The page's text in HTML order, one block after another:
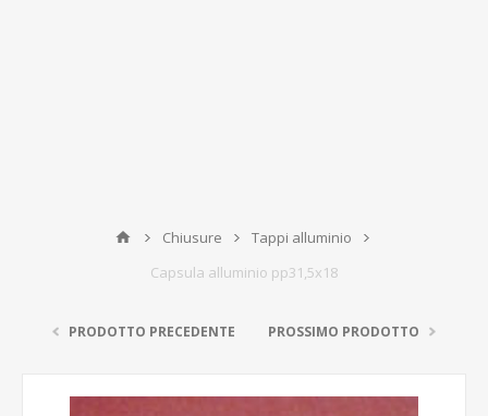
Chiusure
Tappi alluminio
Capsula alluminio pp31,5x18
PRODOTTO PRECEDENTE PROSSIMO PRODOTTO